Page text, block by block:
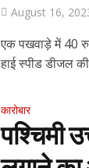
August 16,
एक पखवाड़े में 40
हाई स्पीड डीजल की
कारोबार
पश्चिमी